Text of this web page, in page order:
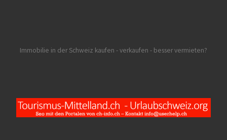
Immobilie in der Schweiz kaufen - verkaufen - besser vermieten?